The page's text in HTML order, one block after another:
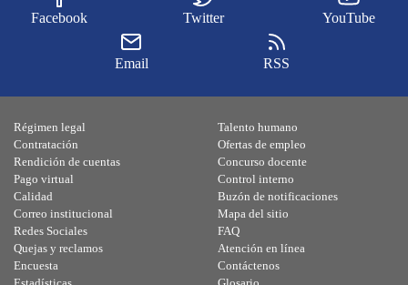
Facebook Twitter YouTube
Email RSS
Régimen legal
Contratación
Rendición de cuentas
Pago virtual
Calidad
Talento humano
Ofertas de empleo
Concurso docente
Control interno
Buzón de notificaciones
Correo institucional
Redes Sociales
Quejas y reclamos
Encuesta
Mapa del sitio
FAQ
Atención en línea
Contáctenos